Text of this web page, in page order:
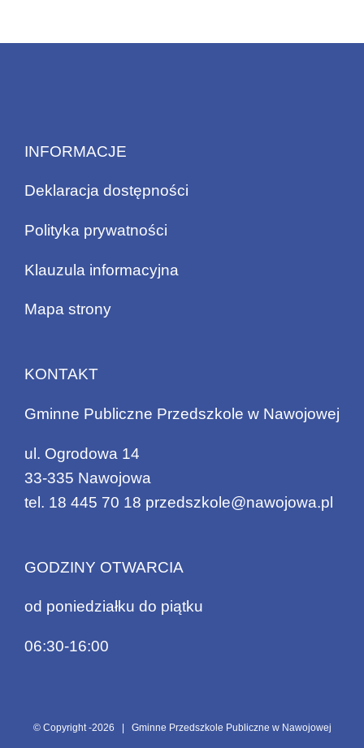
INFORMACJE
Deklaracja dostępności
Polityka prywatności
Klauzula informacyjna
Mapa strony
KONTAKT
Gminne Publiczne Przedszkole w Nawojowej
ul. Ogrodowa 14
33-335 Nawojowa
tel. 18 445 70 18 przedszkole@nawojowa.pl
GODZINY OTWARCIA
od poniedziałku do piątku
06:30-16:00
© Copyright -2026 | Gminne Przedszkole Publiczne w Nawojowej